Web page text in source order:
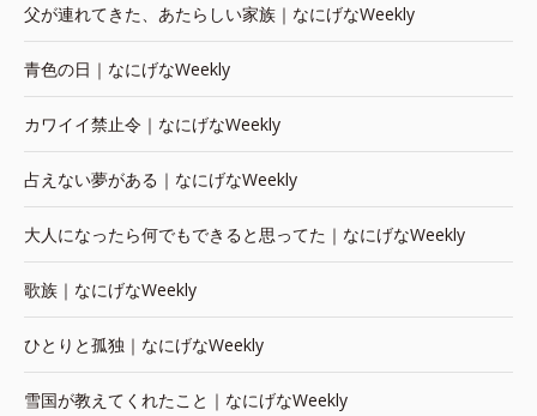
父が連れてきた、あたらしい家族｜なにげなWeekly
青色の日｜なにげなWeekly
カワイイ禁止令｜なにげなWeekly
占えない夢がある｜なにげなWeekly
大人になったら何でもできると思ってた｜なにげなWeekly
歌族｜なにげなWeekly
ひとりと孤独｜なにげなWeekly
雪国が教えてくれたこと｜なにげなWeekly